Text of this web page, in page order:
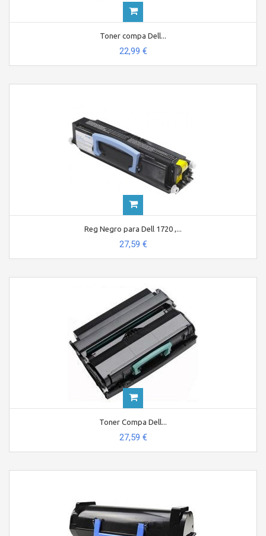
Toner compa Dell...
22,99 €
Reg Negro para Dell 1720 ,...
27,59 €
Toner Compa Dell...
27,59 €